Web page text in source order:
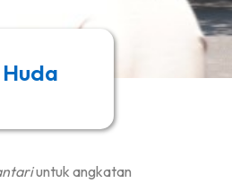
untuk angkatan